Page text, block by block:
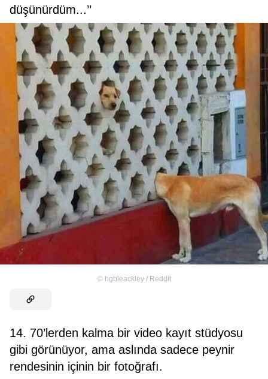
düşünürdüm...’’
© hgbleackley / Reddit
14. 70’lerden kalma bir video kayıt stüdyosu
gibi görünüyor, ama aslında sadece peynir
rendesinin içinin bir fotoğrafı.